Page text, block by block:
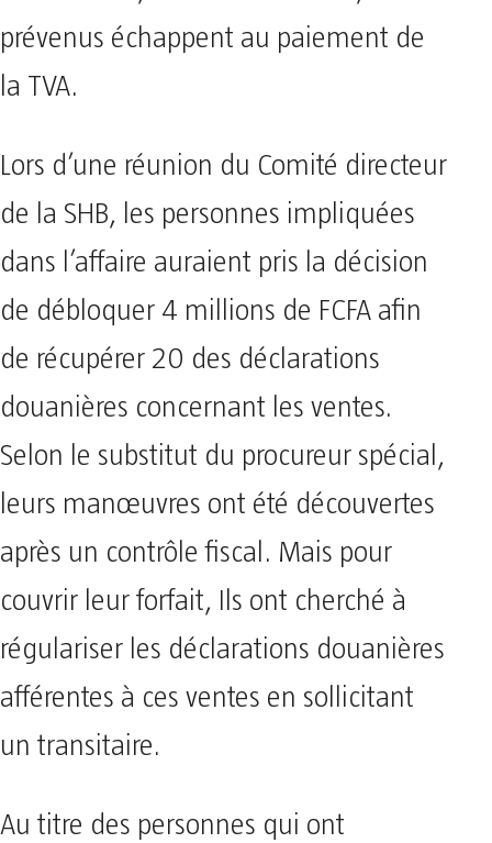
prévenus échappent au paiement de
la TVA.
Lors d’une réunion du Comité directeur
de la SHB, les personnes impliquées
dans l’affaire auraient pris la décision
de débloquer 4 millions de FCFA afin
de récupérer 20 des déclarations
douanières concernant les ventes.
Selon le substitut du procureur spécial,
leurs manœuvres ont été découvertes
après un contrôle fiscal. Mais pour
couvrir leur forfait, Ils ont cherché à
régulariser les déclarations douanières
afférentes à ces ventes en sollicitant
un transitaire.
Au titre des personnes qui ont